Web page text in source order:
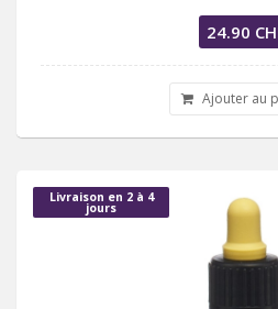
24.90
Ajouter au
Livraison en 2 à 4
jours